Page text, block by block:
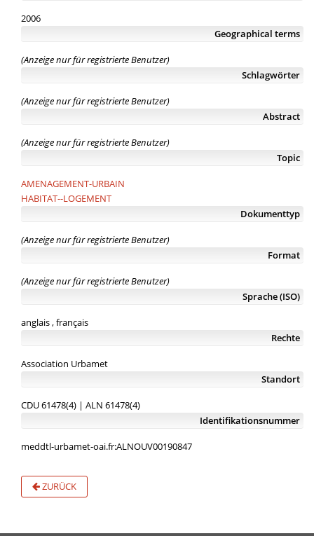
2006
Geographical terms
(Anzeige nur für registrierte Benutzer)
Schlagwörter
(Anzeige nur für registrierte Benutzer)
Abstract
(Anzeige nur für registrierte Benutzer)
Topic
AMENAGEMENT-URBAIN
HABITAT--LOGEMENT
Dokumenttyp
(Anzeige nur für registrierte Benutzer)
Format
(Anzeige nur für registrierte Benutzer)
Sprache (ISO)
anglais , français
Rechte
Association Urbamet
Standort
CDU 61478(4) | ALN 61478(4)
Identifikationsnummer
meddtl-urbamet-oai.fr:ALNOUV00190847
ZURÜCK